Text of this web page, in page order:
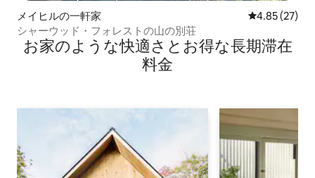
メイヒルの一軒家 レビュー27
4.85 (27)
シャーウッド・フォレストの山の別荘
お家のような快⁠適⁠さ⁠とお⁠得⁠な長⁠期⁠滞⁠在
料⁠金